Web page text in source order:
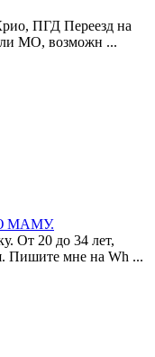
ПГД Переезд на
МО, возможн ...
МАМУ.
От 20 до 34 лет,
Пишите мне на Wh ...